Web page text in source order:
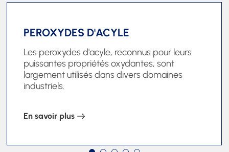
PEROXYDES D'ACYLE
Les peroxydes d'acyle, reconnus pour leurs
puissantes propriétés oxydantes, sont
largement utilisés dans divers domaines
industriels.
En savoir plus